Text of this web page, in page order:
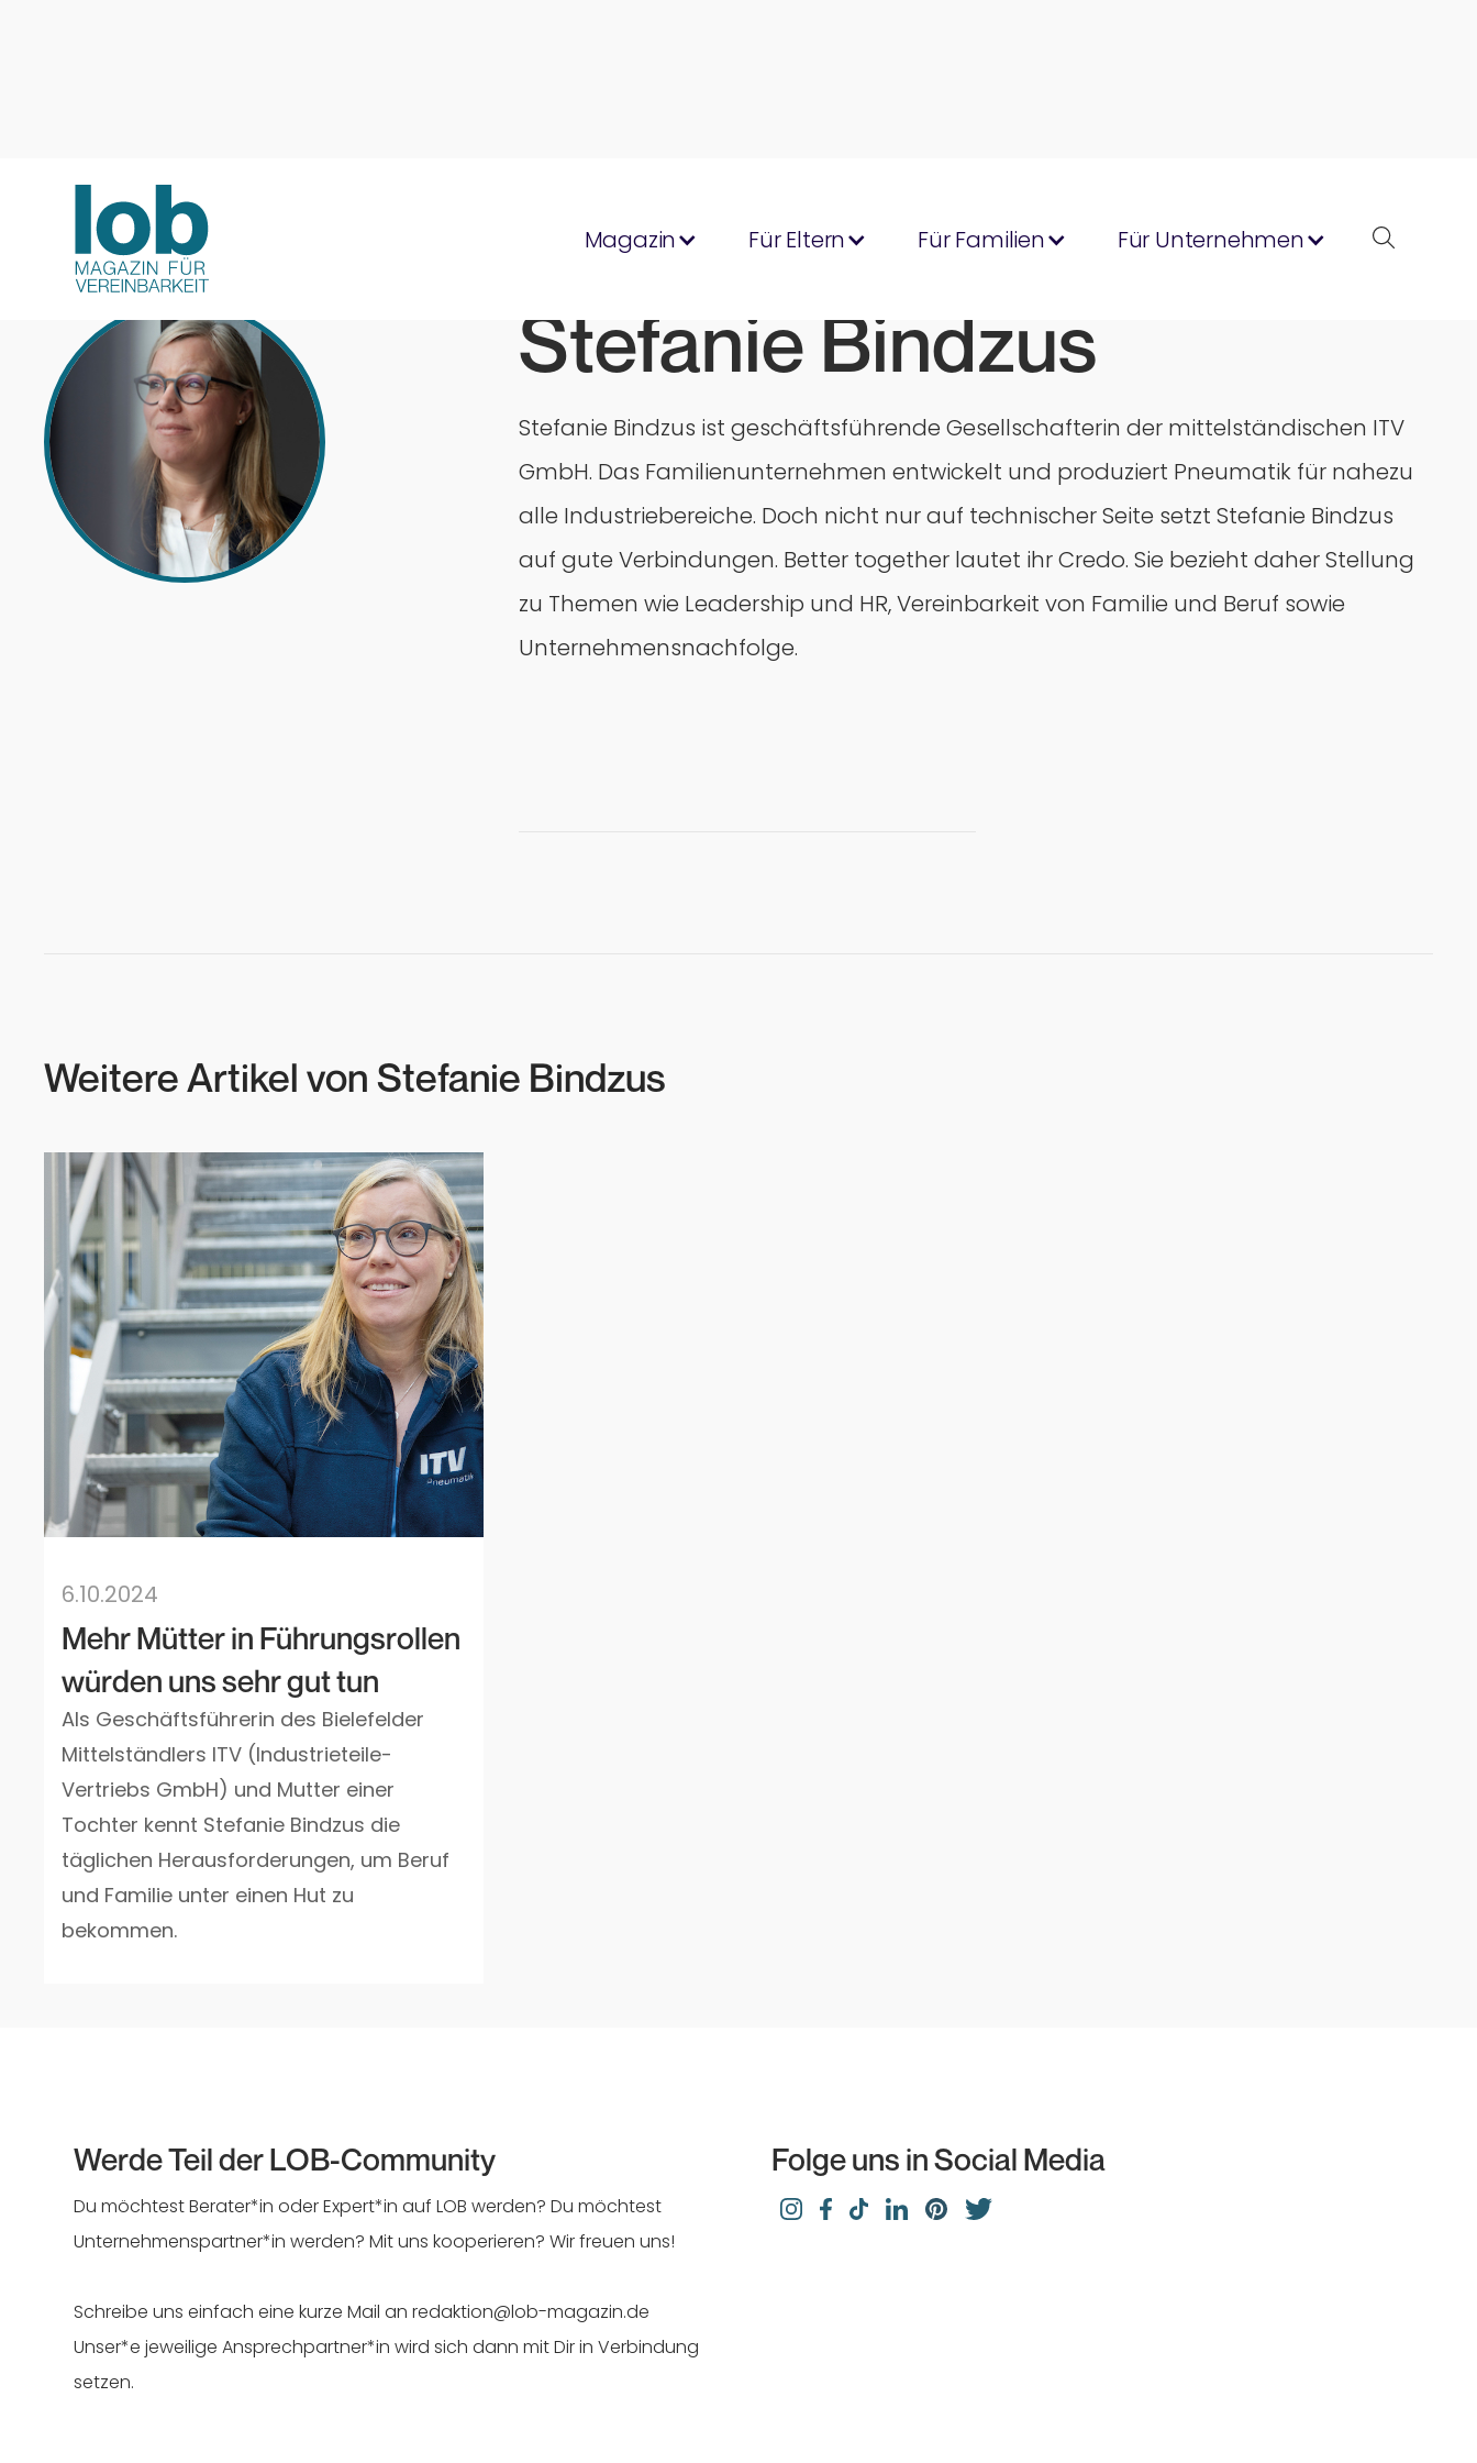
Magazin Für Eltern Für Familien Für Unternehmen
Stefanie Bindzus
Stefanie Bindzus ist geschäftsführende Gesellschafterin der mittelständischen ITV
GmbH. Das Familienunternehmen entwickelt und produziert Pneumatik für nahezu
alle Industriebereiche. Doch nicht nur auf technischer Seite setzt Stefanie Bindzus
auf gute Verbindungen. Better together lautet ihr Credo. Sie bezieht daher Stellung
zu Themen wie Leadership und HR, Vereinbarkeit von Familie und Beruf sowie
Unternehmensnachfolge.
Weitere Artikel von Stefanie Bindzus
6.10.2024
Mehr Mütter in Führungsrollen
würden uns sehr gut tun
Als Geschäftsführerin des Bielefelder
Mittelständlers ITV (Industrieteile-
Vertriebs GmbH) und Mutter einer
Tochter kennt Stefanie Bindzus die
täglichen Herausforderungen, um Beruf
und Familie unter einen Hut zu
bekommen.
Werde Teil der LOB-Community
Du möchtest Berater*in oder Expert*in auf LOB werden? Du möchtest
Unternehmenspartner*in werden? Mit uns kooperieren? Wir freuen uns!
Schreibe uns einfach eine kurze Mail an redaktion@lob-magazin.de
Unser*e jeweilige Ansprechpartner*in wird sich dann mit Dir in Verbindung
setzen.
Folge uns in Social Media